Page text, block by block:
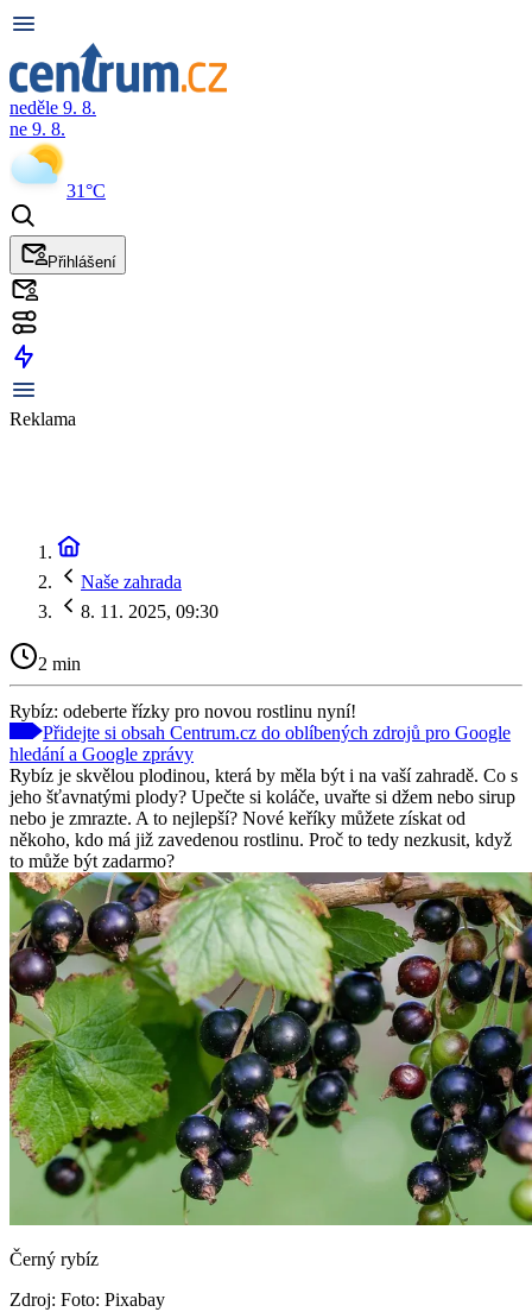
neděle 9. 8.
ne 9. 8.
31°C
Přihlášení
Reklama
Naše zahrada
8. 11. 2025, 09:30
2 min
Rybíz: odeberte řízky pro novou rostlinu nyní!
Přidejte si obsah Centrum.cz do oblíbených zdrojů pro Google
hledání a Google zprávy
Rybíz je skvělou plodinou, která by měla být i na vaší zahradě. Co s
jeho šťavnatými plody? Upečte si koláče, uvařte si džem nebo sirup
nebo je zmrazte. A to nejlepší? Nové keříky můžete získat od
někoho, kdo má již zavedenou rostlinu. Proč to tedy nezkusit, když
to může být zadarmo?
Černý rybíz
Zdroj: Foto: Pixabay